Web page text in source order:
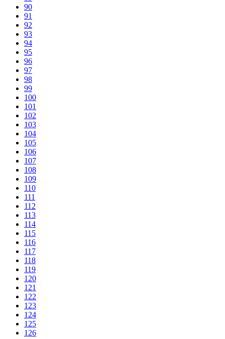
90
91
92
93
94
95
96
97
98
99
100
101
102
103
104
105
106
107
108
109
110
111
112
113
114
115
116
117
118
119
120
121
122
123
124
125
126